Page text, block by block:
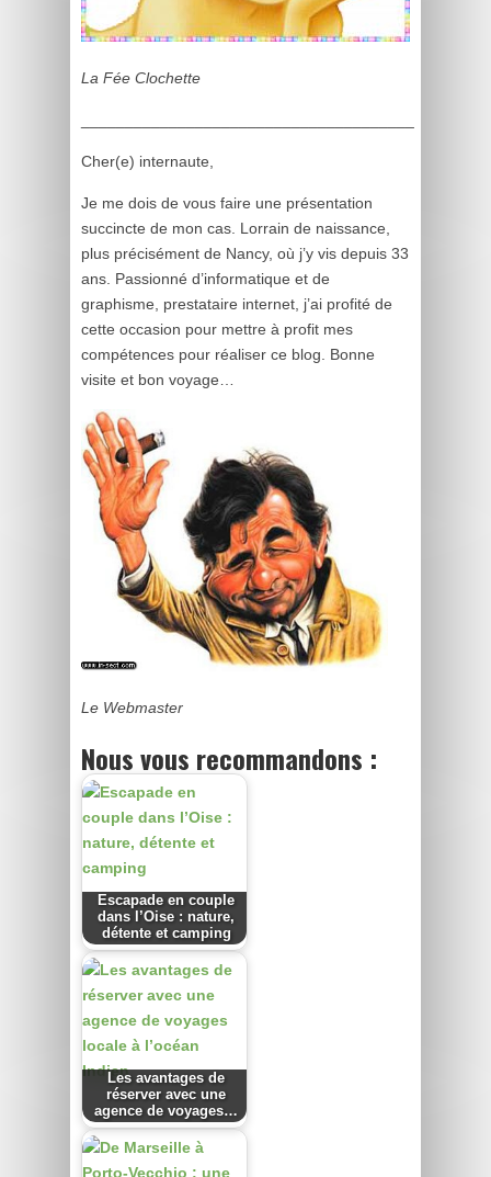
La Fée Clochette
Cher(e) internaute,
Je me dois de vous faire une présentation
succincte de mon cas. Lorrain de naissance,
plus précisément de Nancy, où j’y vis depuis 33
ans. Passionné d’informatique et de
graphisme, prestataire internet, j’ai profité de
cette occasion pour mettre à profit mes
compétences pour réaliser ce blog. Bonne
visite et bon voyage…
Le Webmaster
Nous vous recommandons :
Escapade en couple
dans l’Oise : nature,
détente et camping
Les avantages de
réserver avec une
agence de voyages…